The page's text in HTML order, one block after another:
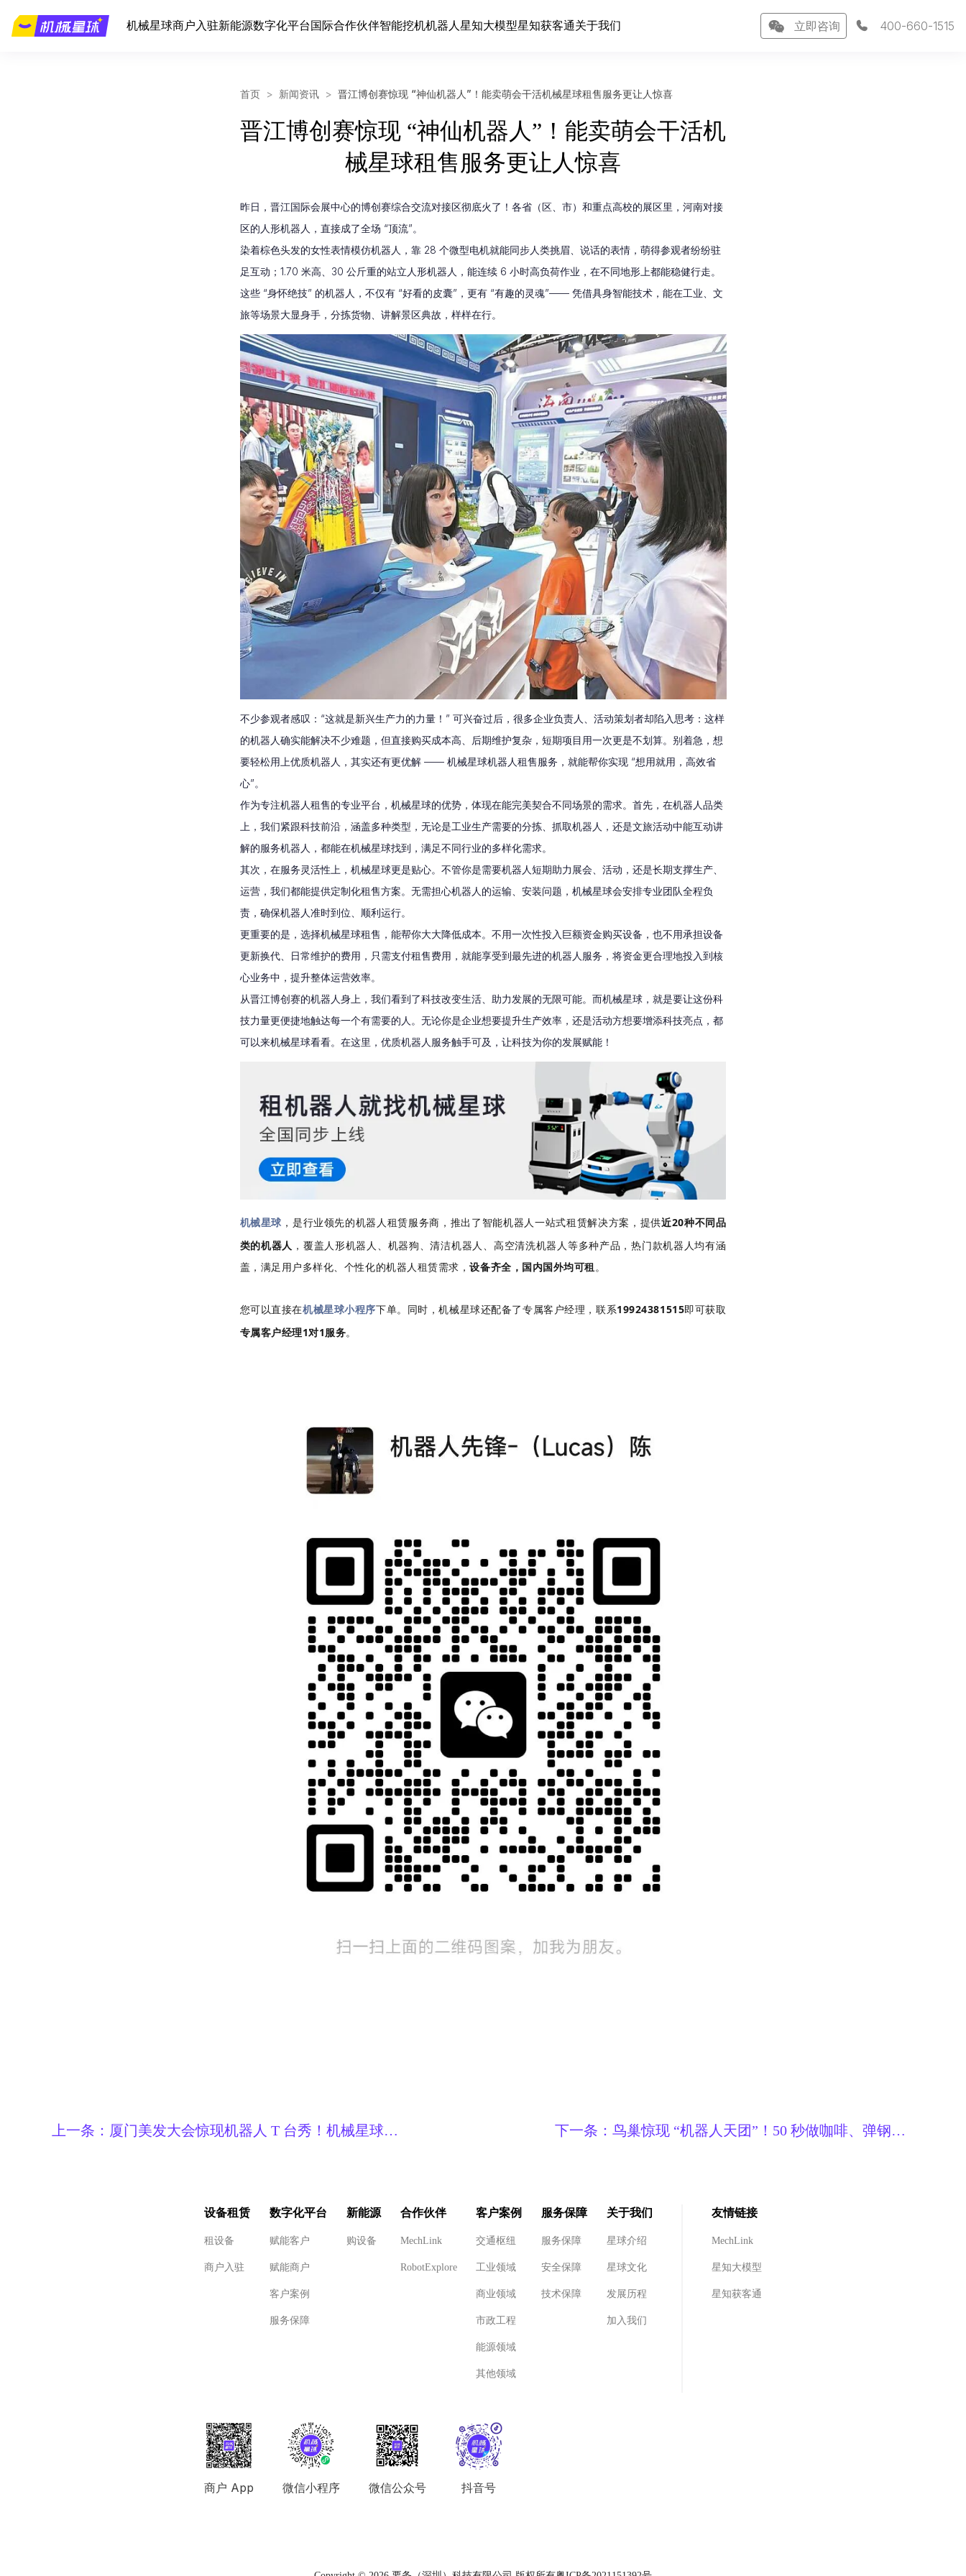
机械星球商户入驻新能源数字化平台 国际合作伙伴智能挖机机器人 星知大模型星知获客通关于我们 立即咨询 400-660-1515
首页 > 新闻资讯 > 晋江博创赛惊现 “神仙机器人”！能卖萌会干活机械星球租售服务更让人惊喜
晋江博创赛惊现 “神仙机器人”！能卖萌会干活机
械星球租售服务更让人惊喜
昨日，晋江国际会展中心的博创赛综合交流对接区彻底火了！各省（区、市）和重点高校的展区里，河南对接
区的人形机器人，直接成了全场 “顶流”。
染着棕色头发的女性表情模仿机器人，靠 28 个微型电机就能同步人类挑眉、说话的表情，萌得参观者纷纷驻
足互动；1.70 米高、30 公斤重的站立人形机器人，能连续 6 小时高负荷作业，在不同地形上都能稳健行走。
这些 “身怀绝技” 的机器人，不仅有 “好看的皮囊”，更有 “有趣的灵魂”—— 凭借具身智能技术，能在工业、文
旅等场景大显身手，分拣货物、讲解景区典故，样样在行。
不少参观者感叹：“这就是新兴生产力的力量！” 可兴奋过后，很多企业负责人、活动策划者却陷入思考：这样
的机器人确实能解决不少难题，但直接购买成本高、后期维护复杂，短期项目用一次更是不划算。别着急，想
要轻松用上优质机器人，其实还有更优解 —— 机械星球机器人租售服务，就能帮你实现 “想用就用，高效省
心”。
作为专注机器人租售的专业平台，机械星球的优势，体现在能完美契合不同场景的需求。首先，在机器人品类
上，我们紧跟科技前沿，涵盖多种类型，无论是工业生产需要的分拣、抓取机器人，还是文旅活动中能互动讲
解的服务机器人，都能在机械星球找到，满足不同行业的多样化需求。
其次，在服务灵活性上，机械星球更是贴心。不管你是需要机器人短期助力展会、活动，还是长期支撑生产、
运营，我们都能提供定制化租售方案。无需担心机器人的运输、安装问题，机械星球会安排专业团队全程负
责，确保机器人准时到位、顺利运行。
更重要的是，选择机械星球租售，能帮你大大降低成本。不用一次性投入巨额资金购买设备，也不用承担设备
更新换代、日常维护的费用，只需支付租售费用，就能享受到最先进的机器人服务，将资金更合理地投入到核
心业务中，提升整体运营效率。
从晋江博创赛的机器人身上，我们看到了科技改变生活、助力发展的无限可能。而机械星球，就是要让这份科
技力量更便捷地触达每一个有需要的人。无论你是企业想要提升生产效率，还是活动方想要增添科技亮点，都
可以来机械星球看看。在这里，优质机器人服务触手可及，让科技为你的发展赋能！
机械星球 ，是行业领先的机器人租赁服务商，推出了智能机器人一站式租赁解决方案，提供近20种不同品
类的机器人 ，覆盖人形机器人、机器狗、清洁机器人、高空清洗机器人等多种产品，热门款机器人均有涵
盖，满足用户多样化、个性化的机器人租赁需求，设备齐全，国内国外均可租。
您可以直接在机械星球小程序下单。同时，机械星球还配备了专属客户经理，联系19924381515即可获取
专属客户经理1对1服务。
上一条： 厦门美发大会惊现机器人 T 台秀！机械星球让
下一条： 鸟巢惊现 “机器人天团”！50 秒做咖啡、弹钢
设备租赁
租设备
商户入驻
数字化平台
赋能客户
赋能商户
客户案例
服务保障
新能源
购设备
合作伙伴
MechLink
RobotExplore
客户案例
交通枢纽
工业领域
商业领域
市政工程
能源领域
其他领域
服务保障
服务保障
安全保障
技术保障
关于我们
星球介绍
星球文化
发展历程
加入我们
友情链接
MechLink
星知大模型
星知获客通
商户 App 微信小程序 微信公众号 抖音号